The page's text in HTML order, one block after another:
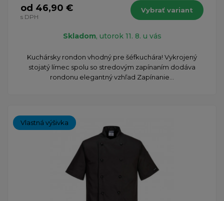
od 46,90 €
s DPH
Vybrať variant
Skladom, utorok 11. 8. u vás
​Kuchársky rondon vhodný pre šéfkuchára! Vykrojený
stojatý límec spolu so stredovým zapínaním dodáva
rondonu elegantný vzhľad Zapínanie...
Vlastná výšivka